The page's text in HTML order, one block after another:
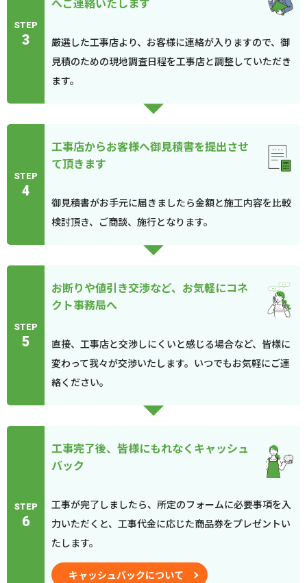
STEP
3
厳選した工事店より、お客様に連絡が入りますので、御
見積のための現地調査日程を工事店と調整していただき
ます。
STEP
4
工事店からお客様へ御見積書を提出させ
て頂きます
御見積書がお手元に届きましたら金額と施工内容を比較
検討頂き、ご商談、施行となります。
STEP
5
お断りや値引き交渉など、お気軽にコネ
クト事務局へ
直接、工事店と交渉しにくいと感じる場合など、皆様に
変わって我々が交渉いたします。いつでもお気軽にご連
絡ください。
STEP
6
工事完了後、皆様にもれなくキャッシュ
バック
工事が完了しましたら、所定のフォームに必要事項を入
力いただくと、工事代金に応じた商品券をプレゼントい
たします。
キャッシュバックについて